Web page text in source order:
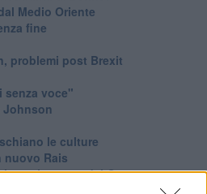
Medio Oriente
fine
problemi post Brexit
senza voce"
Johnson
le culture
nuovo Rais
ignorata dal G20